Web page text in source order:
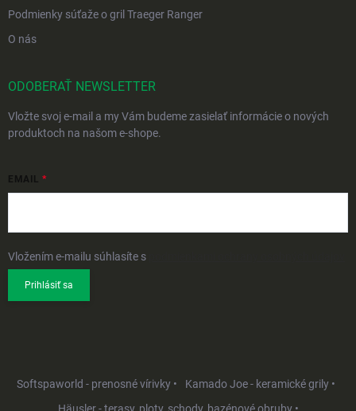
Podmienky súťaže o gril Traeger Ranger
O nás
ODOBERAŤ NEWSLETTER
Vložte svoj e-mail a my Vám budeme zasielať informácie o nových
produktoch na našom e-shope.
EMAIL
Vložením e-mailu súhlasíte s
Prihlásiť sa
Softspaworld - prenosné vírivky •
Kamado Joe - keramické grily •